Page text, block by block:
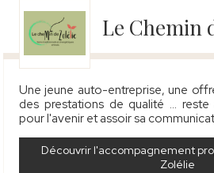
Le Chemin
Une jeune auto-entreprise, une
des prestations de qualité …
pour l'avenir et assoir sa
Découvrir l'accompagnement
Zolélie